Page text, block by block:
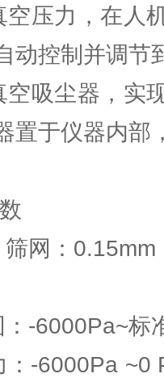
空压力，在人
动控制并调节
空吸尘器，实
置于仪器内部
筛网：
-6000Pa~标
：-6000Pa ~0